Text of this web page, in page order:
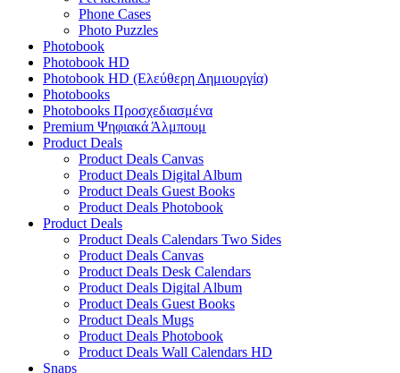
Phone Cases
Photo Puzzles
Photobook
Photobook HD
Photobook HD (Ελεύθερη Δημιουργία)
Photobooks
Photobooks Προσχεδιασμένα
Premium Ψηφιακά Άλμπουμ
Product Deals
Product Deals Canvas
Product Deals Digital Album
Product Deals Guest Books
Product Deals Photobook
Product Deals
Product Deals Calendars Two Sides
Product Deals Canvas
Product Deals Desk Calendars
Product Deals Digital Album
Product Deals Guest Books
Product Deals Mugs
Product Deals Photobook
Product Deals Wall Calendars HD
Snaps